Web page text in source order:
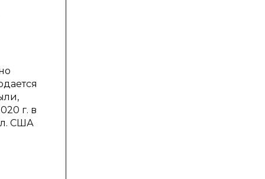
г. в
США